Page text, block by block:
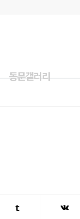
동문갤러리